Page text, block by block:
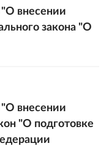
внесении
закона "О
внесении
"О подготовке